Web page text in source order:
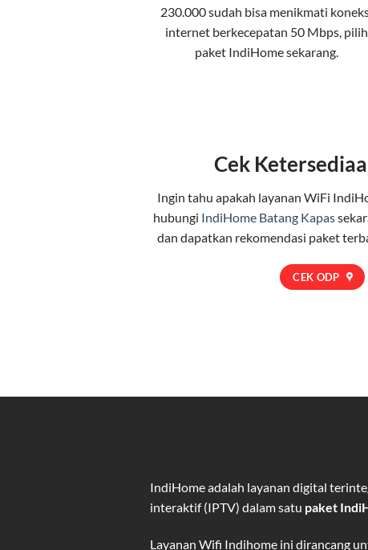
230.000 sudah bisa menikmati
internet berkecepatan 50 Mbps, pilih
paket IndiHomesekarang.
Cek
Ingin tahu apakah layanan WiFi
hubungi IndiHome Batang Kapas
dan dapatkan rekomendasi paket
CEK ODP
IndiHome adalah layanan digital
interaktif (IPTV) dalam satu paket
Layanan Wifi Indihome ini dirancang